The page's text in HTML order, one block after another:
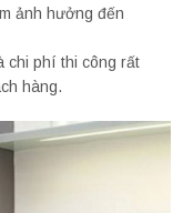
ảnh hưởng đến
chi phí thi công rất
hàng.